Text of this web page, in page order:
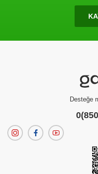
Ürün
Desteğe